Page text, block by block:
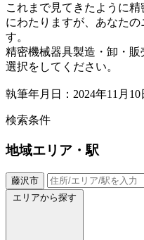
これまで見てきたように
にわたりますが、あなた
す。
精密機械器具製造・卸・
選択をしてください。
執筆年月日：2024年11月10
検索条件
地域エリア・駅
藤沢市
エリアから探す